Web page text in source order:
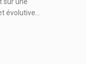
évolutive…